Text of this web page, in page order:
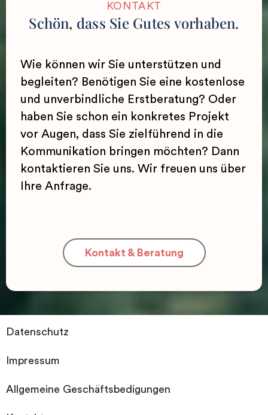
KONTAKT
Schön, dass Sie Gutes vorhaben.
Wie können wir Sie unterstützen und
begleiten? Benötigen Sie eine kostenlose
und unverbindliche Erstberatung? Oder
haben Sie schon ein konkretes Projekt
vor Augen, dass Sie zielführend in die
Kommunikation bringen möchten? Dann
kontaktieren Sie uns. Wir freuen uns über
Ihre Anfrage.
Kontakt & Beratung
Datenschutz
Impressum
Allgemeine Geschäftsbedigungen